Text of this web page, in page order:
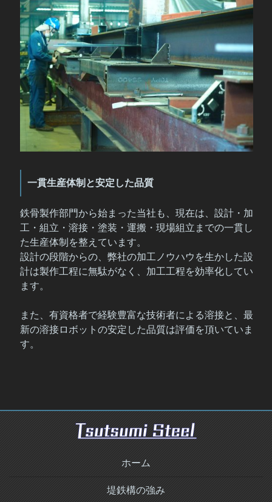
一貫生産体制と安定した品質
鉄骨製作部門から始まった当社も、現在は、設計・加
工・組立・溶接・塗装・運搬・現場組立までの一貫し
た生産体制を整えています。
設計の段階からの、弊社の加工ノウハウを生かした設
計は製作工程に無駄がなく、加工工程を効率化してい
ます。
また、有資格者で経験豊富な技術者による溶接と、最
新の溶接ロボットの安定した品質は評価を頂いていま
す。
ホーム
堤鉄構の強み